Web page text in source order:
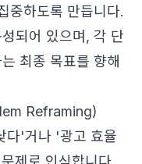
중하도록 만듭니다.
되어 있으며, 각 단
최종 목표를 향해
Reframing)
다'거나 '광고 효율